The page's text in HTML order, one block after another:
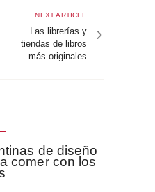
Next
article
NEXT ARTICLE
Las librerías y
tiendas de libros
más originales
de diseño
comer con los